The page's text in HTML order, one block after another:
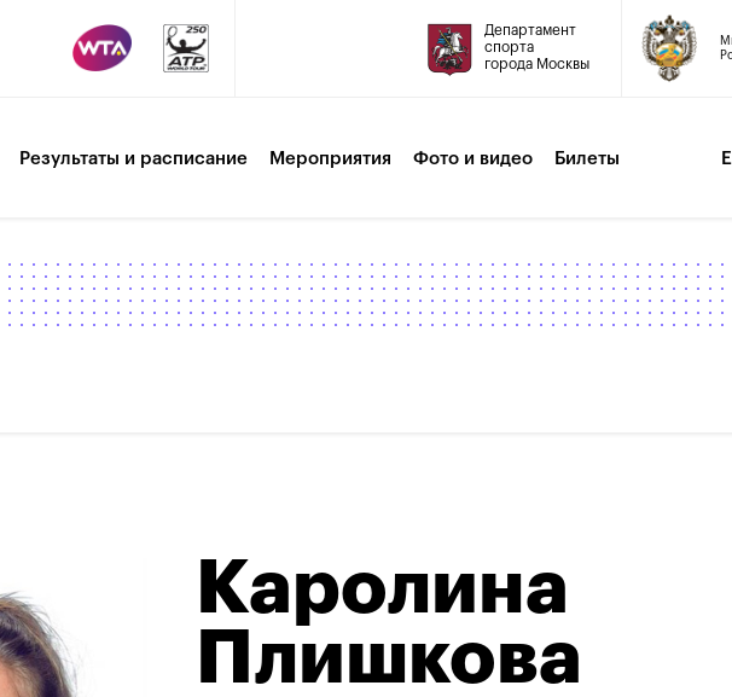
Департамент
спорта
города Москвы
Результаты и расписание Мероприятия Фото и видео Билеты
Турнир 2017
Каролина
Плишкова